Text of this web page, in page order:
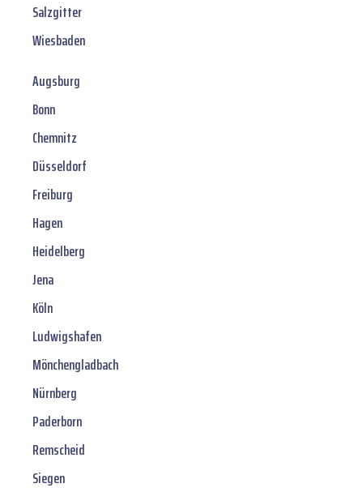
Salzgitter
Wiesbaden
Augsburg
Bonn
Chemnitz
Düsseldorf
Freiburg
Hagen
Heidelberg
Jena
Köln
Ludwigshafen
Mönchengladbach
Nürnberg
Paderborn
Remscheid
Siegen